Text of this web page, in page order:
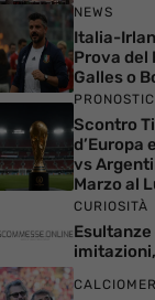
NEWS
Italia-
Prova del
Galles o
Scontro
d’Europa
vs
Marzo al
CURIOSITÀ